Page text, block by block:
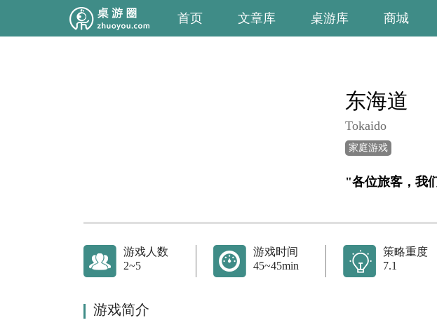
首页 文章库 桌游库 商城
东海道
Tokaido
家庭游戏
游戏人数
2~5
游戏时间
45~45min
策略重度
7.1
游戏简介